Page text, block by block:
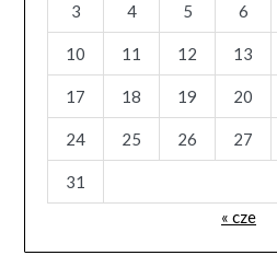
3 4 5 6
10 11 12 13
17 18 19 20
24 25 26 27
31
« cze